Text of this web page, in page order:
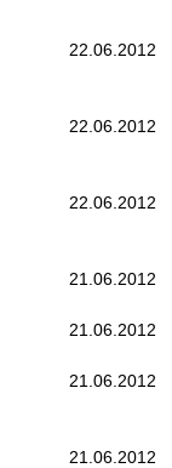
22.06.2012
22.06.2012
22.06.2012
21.06.2012
21.06.2012
21.06.2012
21.06.2012